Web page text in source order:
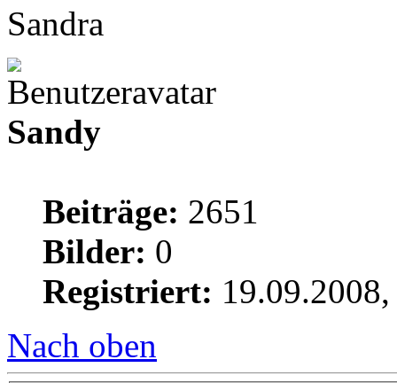
Sandra
Sandy
Beiträge: 2651
Bilder: 0
Registriert:
Nach oben